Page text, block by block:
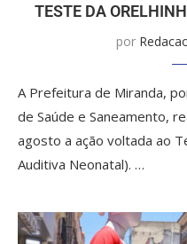
TESTE DA
por
A Prefeitura de Miranda,
de Saúde e Saneamento,
agosto a ação voltada ao
Auditiva Neonatal). …